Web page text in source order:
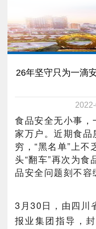
26年坚守只为一滴
食品安全无小事
家万户。近期食
穷，“黑名单”上
头“翻车”再次为
品安全问题刻不容
3月30日，由四川
报业集团指导，